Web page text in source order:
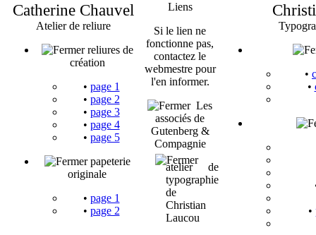
Catherine Chauvel
Atelier de reliure
reliures de
création
• page 1
• page 2
• page 3
• page 4
• page 5
papeterie
originale
• page 1
• page 2
Liens
Si le lien ne
fonctionne pas,
contactez le
webmestre pour
l'en informer.
Les
associés de
Gutenberg &
Compagnie
atelier de
typographie
de
Christian
Laucou
•
•
•